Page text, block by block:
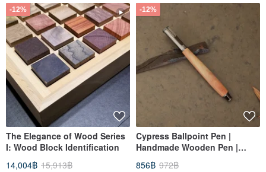
-12%
The Elegance of Wood Series
I: Wood Block Identification
14,004฿ 15,913฿
-12%
Cypress Ballpoint Pen |
Handmade Wooden Pen |
Wooden Pen Special Offer 3
856฿ 972฿